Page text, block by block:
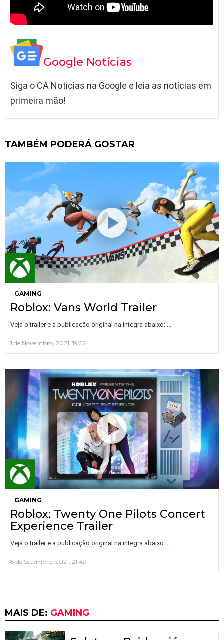
Google Notícias
Siga o CA Notícias na Google e leia as notícias em
primeira mão!
TAMBÉM PODERÁ GOSTAR
GAMING
Roblox: Vans World Trailer
Veja o trailer e a publicação original na integra abaixo:
1 de Novembro, 2021, 19:52
GAMING
Roblox: Twenty One Pilots Concert
Experience Trailer
Veja o trailer e a publicação original na integra abaixo:
8 de Setembro, 2021, 21:49
MAIS DE: GAMING